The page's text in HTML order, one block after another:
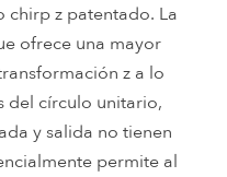
chirp z patentado. La
ofrece una mayor
z a lo
del círculo unitario,
y salida no tienen
permite al